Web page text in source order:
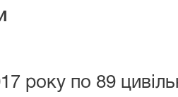
року по 89